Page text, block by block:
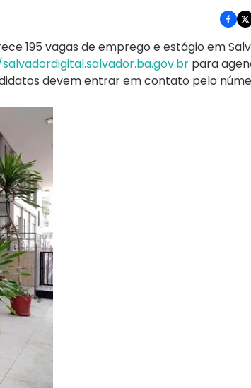
195 vagas de emprego e estágio em
salvador.ba.gov.br para
devem entrar em contato pelo